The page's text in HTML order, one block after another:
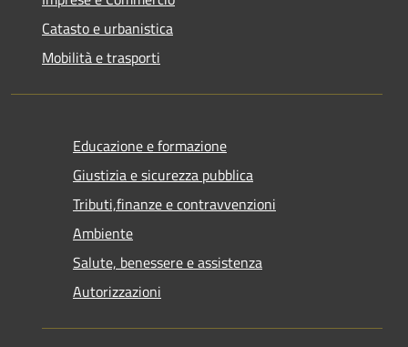
Catasto e urbanistica
Mobilità e trasporti
Educazione e formazione
Giustizia e sicurezza pubblica
Tributi,finanze e contravvenzioni
Ambiente
Salute, benessere e assistenza
Autorizzazioni